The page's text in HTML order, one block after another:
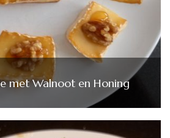
met Walnoot en Honing